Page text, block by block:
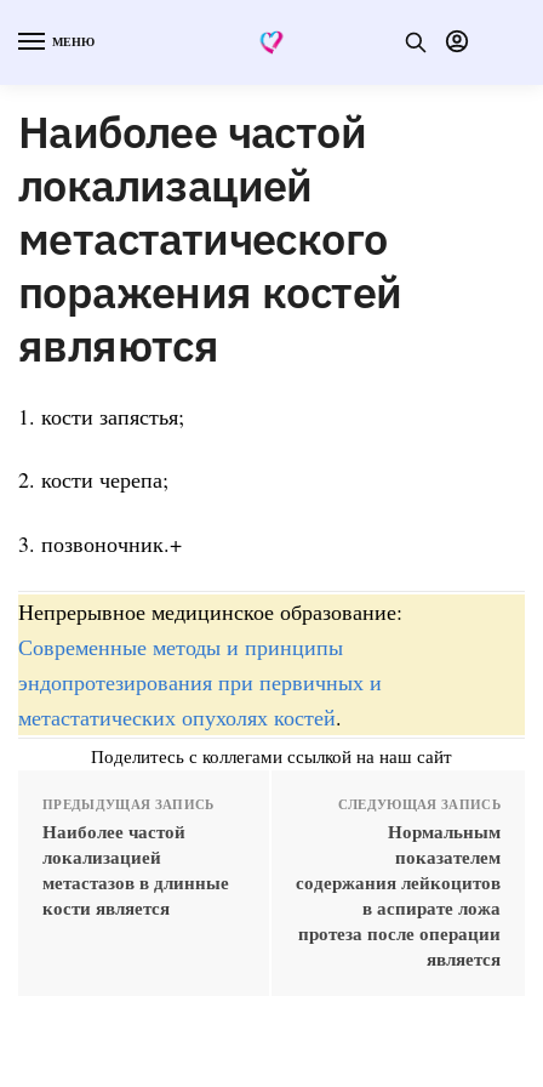
МЕНЮ
Наиболее частой
локализацией
метастатического
поражения костей
являются
1. кости запястья;
2. кости черепа;
3. позвоночник.+
Непрерывное медицинское образование:
Современные методы и принципы
эндопротезирования при первичных и
метастатических опухолях костей.
Поделитесь с коллегами ссылкой на наш сайт
ПРЕДЫДУЩАЯ ЗАПИСЬ
Наиболее частой
локализацией
метастазов в длинные
кости является
СЛЕДУЮЩАЯ ЗАПИСЬ
Нормальным
показателем
содержания лейкоцитов
в аспирате ложа
протеза после операции
является